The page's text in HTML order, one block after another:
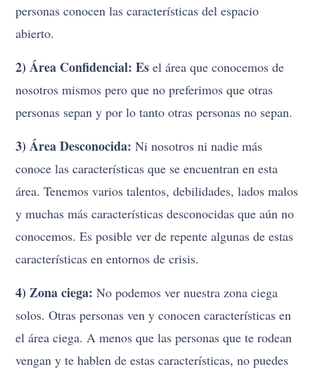
personas conocen las características del espacio
abierto.
2) Área Confidencial: Es el área que conocemos de
nosotros mismos pero que no preferimos que otras
personas sepan y por lo tanto otras personas no sepan.
3) Área Desconocida: Ni nosotros ni nadie más
conoce las características que se encuentran en esta
área. Tenemos varios talentos, debilidades, lados malos
y muchas más características desconocidas que aún no
conocemos. Es posible ver de repente algunas de estas
características en entornos de crisis.
4) Zona ciega: No podemos ver nuestra zona ciega
solos. Otras personas ven y conocen características en
el área ciega. A menos que las personas que te rodean
vengan y te hablen de estas características, no puedes